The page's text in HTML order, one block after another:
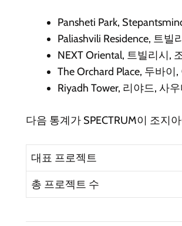
Pansheti Park,
Paliashvili Residence, 트빌
NEXT Oriental, 트빌리시,
The Orchard Place, 두바이
Riyadh Tower, 리야드, 사
다음 통계가 SPECTRUM이 조지
대표 프로젝트
총 프로젝트 수